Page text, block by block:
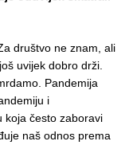
društvo ne znam, ali
uvijek dobro drži.
Pandemija
i
koja često zaboravi
naš odnos prema